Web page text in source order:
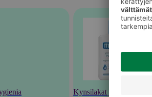
Kynsilakat ja kynsienhoito